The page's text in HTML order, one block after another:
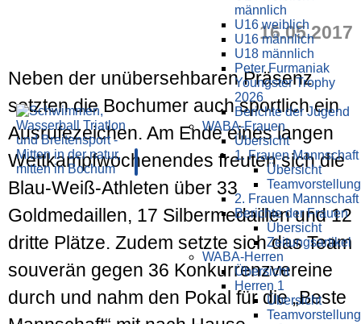
männlich
U16 weiblich
U16 männlich
U18 männlich
Peter Furmaniak
Youngster Trophy
2026
Berichte der Jugend
WABA-Frauen
Übersicht
1. Frauen Mannschaft
Übersicht
Teamvorstellung
2. Frauen Mannschaft
Berichte der Frauen
Übersicht
Zeitungsartikel
WABA-Herren
Übersicht
Herren 1
Übersicht
Teamvorstellung
16.05.2017
Neben der unübersehbaren Präsenz
setzten die Bochumer auch sportlich ein
Ausrufezeichen. Am Ende eines langen
Wettkampfwochenendes freuten sich die
Blau-Weiß-Athleten über 33
Goldmedaillen, 17 Silbermedaillen und 12
dritte Plätze. Zudem setzte sich das Team
souverän gegen 36 Konkurrenzvereine
durch und nahm den Pokal für die „Beste